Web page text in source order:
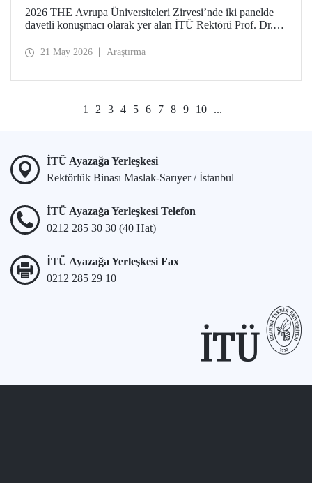
2026 THE Avrupa Üniversiteleri Zirvesi’nde iki panelde
davetli konuşmacı olarak yer alan İTÜ Rektörü Prof. Dr.
katıldığı toplantıda uluslararası araştırma ve iş birliği
21 May 2026 Araştırma
1 2 3 4 5 6 7 8 9 10 ...
İTÜ Ayazağa Yerleşkesi
Rektörlük Binası Maslak-Sarıyer / İstanbul
İTÜ Ayazağa Yerleşkesi Telefon
0212 285 30 30 (40 Hat)
İTÜ Ayazağa Yerleşkesi Fax
0212 285 29 10